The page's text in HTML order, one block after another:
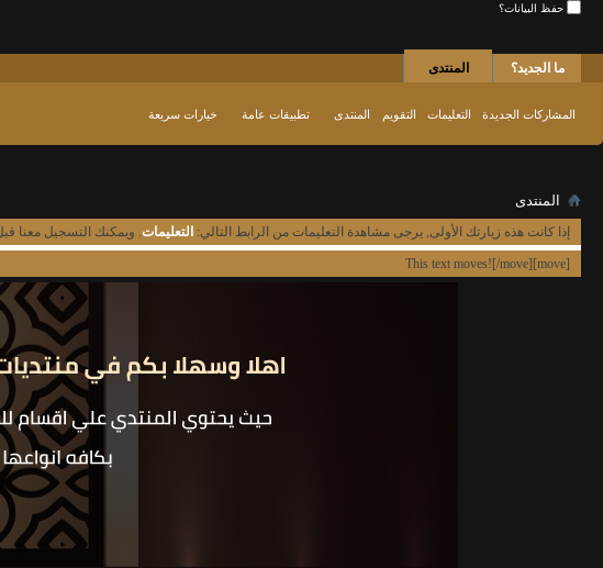
حفظ البيانات؟
ما الجديد؟ المنتدى
المشاركات الجديدة التعليمات التقويم المنتدى تطبيقات عامة خيارات سريعة
المنتدى
إذا كانت هذه زيارتك الأولى, يرجى مشاهدة التعليمات من الرابط التالي: التعليمات. ويمكنك التسجيل معنا
[move]This text moves![/move]